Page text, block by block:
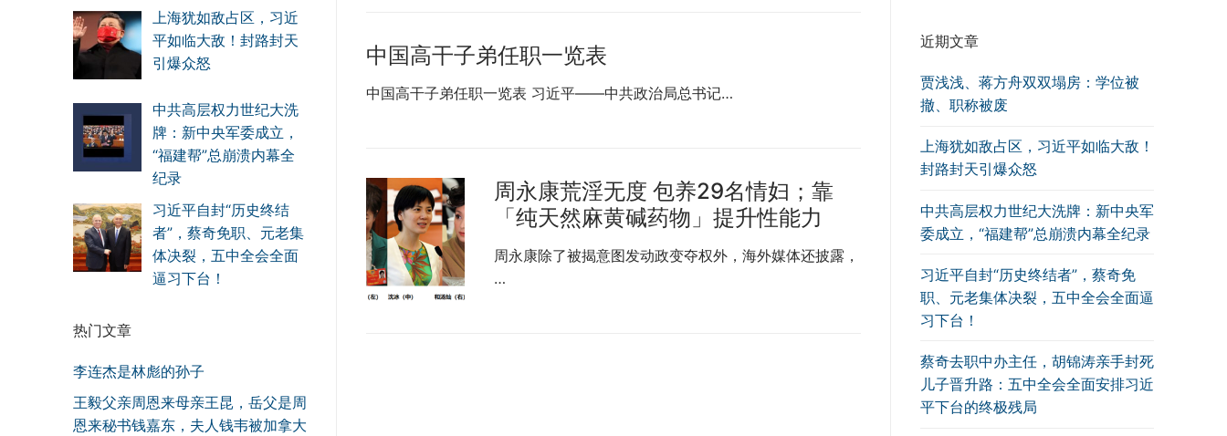
中国高干子弟任职一览表
中国高干子弟任职一览表 习近平——中共政治局总书记…
周永康荒淫无度 包养29名情妇；靠
「纯天然麻黄碱药物」提升性能力
周永康除了被揭意图发动政变夺权外，海外媒体还披露，
…
近期文章
贾浅浅、蒋方舟双双塌房：学位被
撤、职称被废
上海犹如敌占区，习近平如临大敌！
封路封天引爆众怒
中共高层权力世纪大洗牌：新中央军
委成立，“福建帮”总崩溃内幕全纪录
习近平自封“历史终结者”，蔡奇免
职、元老集体决裂，五中全会全面逼
习下台！
蔡奇去职中办主任，胡锦涛亲手封死
儿子晋升路：五中全会全面安排习近
平下台的终极残局
上海犹如敌占区，习近
平如临大敌！封路封天
引爆众怒
中共高层权力世纪大洗
牌：新中央军委成立，
“福建帮”总崩溃内幕全
纪录
习近平自封“历史终结
者”，蔡奇免职、元老集
体决裂，五中全会全面
逼习下台！
热门文章
李连杰是林彪的孙子
王毅父亲周恩来母亲王昆，岳父是周
恩来秘书钱嘉东，夫人钱韦被加拿大